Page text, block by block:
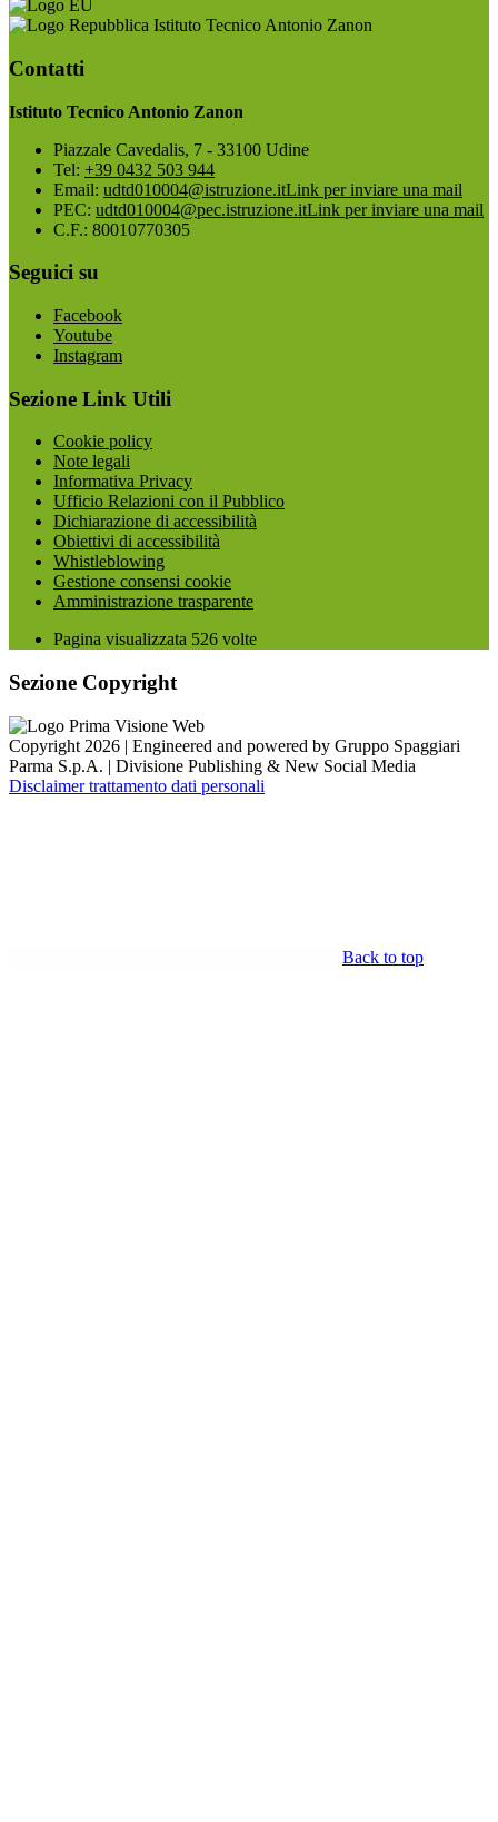
Istituto Tecnico Antonio Zanon
Contatti
Istituto Tecnico Antonio Zanon
Piazzale Cavedalis, 7 - 33100 Udine
Tel: +39 0432 503 944
Email: udtd010004@istruzione.itLink per inviare una mail
PEC: udtd010004@pec.istruzione.itLink per inviare una mail
C.F.: 80010770305
Seguici su
Facebook
Youtube
Instagram
Sezione Link Utili
Cookie policy
Note legali
Informativa Privacy
Ufficio Relazioni con il Pubblico
Dichiarazione di accessibilità
Obiettivi di accessibilità
Whistleblowing
Gestione consensi cookie
Amministrazione trasparente
Pagina visualizzata 526 volte
Sezione Copyright
Copyright 2026 | Engineered and powered by Gruppo Spaggiari
Parma S.p.A. | Divisione Publishing & New Social Media
Disclaimer trattamento dati personali
Back to top